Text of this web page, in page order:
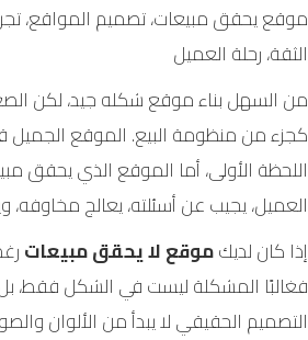
الثقة، رحلة العميل
من السهل بناء موقع شكله جيد، لكن
كجزء من منظومة البيع. الموقع الجميل
اللحظة الأولى، أما الموقع الذي يحقق
العميل، يجيب عن أسئلته، يعالج مخاوفه،
إذا كان لديكموقع لا يحقق مبيعات
فغالبًا المشكلة ليست في الشكل فقط، بل
التصميم الحقيقي لا يبدأ من الألوان